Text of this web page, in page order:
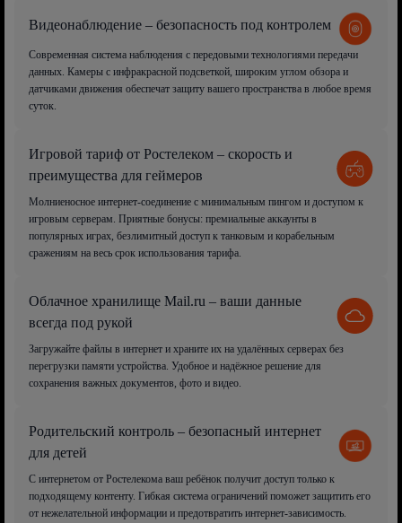
Видеонаблюдение – безопасность под контролем
Современная система наблюдения с передовыми технологиями передачи
данных. Камеры с инфракрасной подсветкой, широким углом обзора и
датчиками движения обеспечат защиту вашего пространства в любое время
суток.
Игровой тариф от Ростелеком – скорость и
преимущества для геймеров
Молниеносное интернет-соединение с минимальным пингом и доступом к
игровым серверам. Приятные бонусы: премиальные аккаунты в
популярных играх, безлимитный доступ к танковым и корабельным
сражениям на весь срок использования тарифа.
Облачное хранилище Mail.ru – ваши данные
всегда под рукой
Загружайте файлы в интернет и храните их на удалённых серверах без
перегрузки памяти устройства. Удобное и надёжное решение для
сохранения важных документов, фото и видео.
Родительский контроль – безопасный интернет
для детей
С интернетом от Ростелекома ваш ребёнок получит доступ только к
подходящему контенту. Гибкая система ограничений поможет защитить его
от нежелательной информации и предотвратить интернет-зависимость.